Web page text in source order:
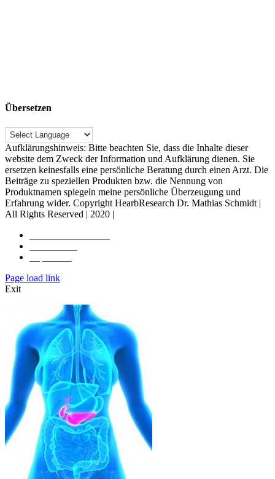
Übersetzen
Aufklärungshinweis: Bitte beachten Sie, dass die Inhalte dieser
website dem Zweck der Information und Aufklärung dienen. Sie
ersetzen keinesfalls eine persönliche Beratung durch einen Arzt. Die
Beiträge zu speziellen Produkten bzw. die Nennung von
Produktnamen spiegeln meine persönliche Überzeugung und
Erfahrung wider. Copyright HearbResearch Dr. Mathias Schmidt |
All Rights Reserved | 2020 |
Toggle
Sliding
Page load link
Exit